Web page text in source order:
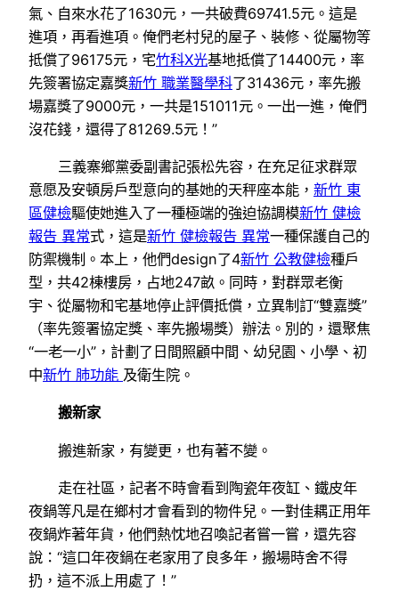
氣、自來水花了1630元，一共破費69741.5元。這是
進項，再看進項。俺們老村兒的屋子、裝修、從屬物等
抵償了96175元，宅竹科X光基地抵償了14400元，率
先簽署協定嘉獎新竹 職業醫學科了31436元，率先搬
場嘉獎了9000元，一共是151011元。一出一進，俺們
沒花錢，還得了81269.5元！”
三義寨鄉黨委副書記張松先容，在充足征求群眾
意愿及安頓房戶型意向的基她的天秤座本能， 新竹 東
區健檢驅使她進入了一種極端的強迫協調模新竹 健檢
報告 異常式，這是新竹 健檢報告 異常一種保護自己的
防禦機制。本上，他們design了4新竹 公教健檢種戶
型，共42棟樓房，占地247畝。同時，對群眾老衡
宇、從屬物和宅基地停止評價抵償，立異制訂“雙嘉獎”
（率先簽署協定獎、率先搬場獎）辦法。別的，還聚焦
“一老一小”，計劃了日間照顧中間、幼兒園、小學、初
中新竹 肺功能 及衛生院。
搬新家
搬進新家，有變更，也有著不變。
走在社區，記者不時會看到陶瓷年夜缸、鐵皮年
夜鍋等凡是在鄉村才會看到的物件兒。一對佳耦正用年
夜鍋炸著年貨，他們熱忱地召喚記者嘗一嘗，還先容
說：“這口年夜鍋在老家用了良多年，搬場時舍不得
扔，這不派上用處了！”